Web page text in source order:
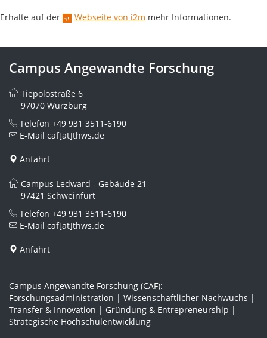
Erhalte auf der Webseite von i2m mehr Informationen.
Campus Angewandte Forschung
Tiepolostraße 6
97070 Würzburg
Telefon +49 931 3511-6190
E-Mail caf[at]thws.de
Anfahrt
Campus Ledward - Gebäude 21
97421 Schweinfurt
Telefon +49 931 3511-6190
E-Mail caf[at]thws.de
Anfahrt
Campus Angewandte Forschung (CAF):
Forschungsadministration | Wissenschaftlicher Nachwuchs |
Transfer & Innovation | Gründung & Entrepreneurship |
Strategische Hochschulentwicklung